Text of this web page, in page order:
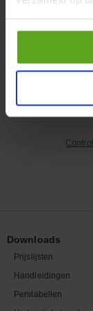
Downloads
Prijslijsten
Handleidingen
Perstabellen